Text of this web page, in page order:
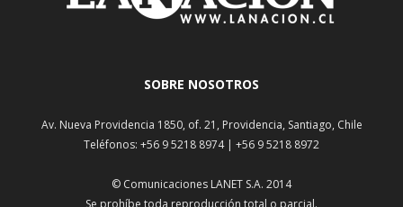
SOBRE NOSOTROS
Av. Nueva Providencia 1850, of. 21, Providencia, Santiago, Chile
Teléfonos: +56 9 5218 8974 | +56 9 5218 8972
© Comunicaciones LANET S.A. 2014
Se prohíbe toda reproducción total o parcial.